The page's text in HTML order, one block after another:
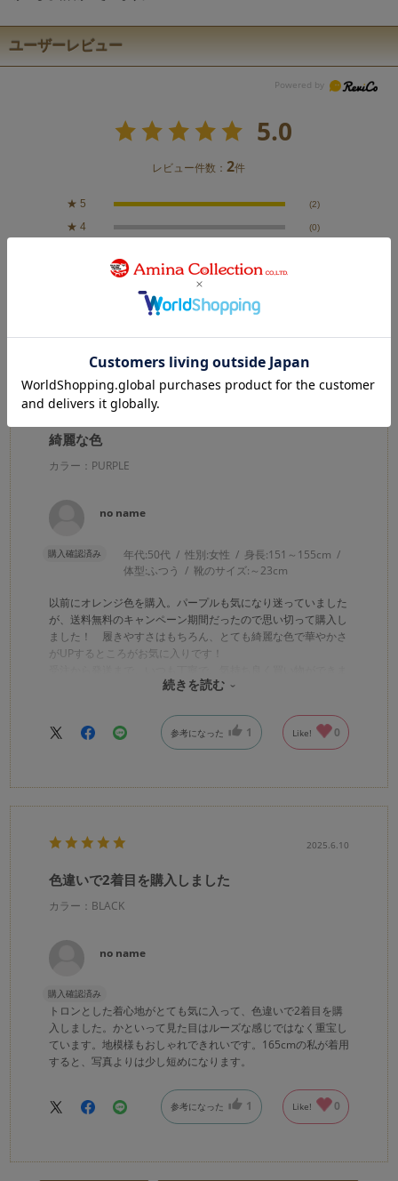
ユーザーレビュー
5.0
レビュー件数：2件
★ 5 (2)
★ 4 (0)
絞り込み 表示：新しい順
綺麗な色
カラー：PURPLE
no name
購入確認済み 年代:50代 性別:女性 身長:151～155cm
体型:ふつう 靴のサイズ: ～23cm
以前にオレンジ色を購入。パープルも気になり迷っていました
が、送料無料のキャンペーン期間だったので思い切って購入し
ました！ 履きやすさはもちろん、とても綺麗な色で華やかさ
がUPするところがお気に入りです！
続きを読む
参考になった 1 Like! 0
2025.6.10
色違いで2着目を購入しました
カラー：BLACK
no name
購入確認済み
トロンとした着心地がとても気に入って、色違いで2着目を購
入しました。かといって見た目はルーズな感じではなく重宝し
ています。地模様もおしゃれできれいです。165cmの私が着用
すると、写真よりは少し短めになります。
参考になった 1 Like! 0